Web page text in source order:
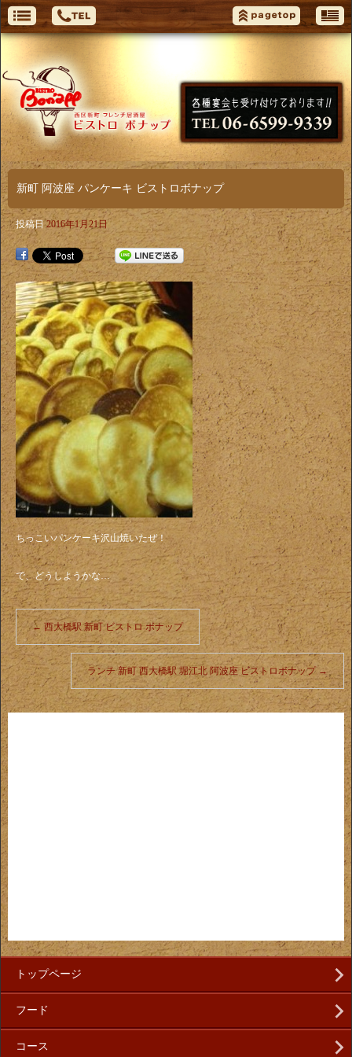
新町 阿波座 パンケーキ ビストロボナップ
投稿日 2016年1月21日
ちっこいパンケーキ沢山焼いたぜ！
で、どうしようかな…
← 西大橋駅 新町 ビストロ ボナップ
ランチ 新町 西大橋駅 堀江北 阿波座 ビストロボナップ →
トップページ
フード
コース